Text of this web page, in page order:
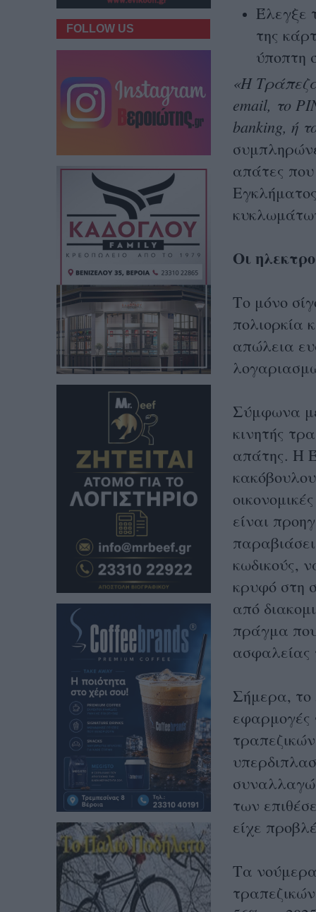
Έλεγξε
της
ύποπτη
«Η
email, το
banking, ή
απάτες
Οι
Το μόνο
πολιορκία
απώλεια
Σύμφωνα
κινητής
απάτης. Η
είναι
κωδικούς,
κρυφό στη
από
πράγμα που
ασφαλείας
Σήμερα, το
εφαρμογές
των
είχε
Τα
FOLLOW US